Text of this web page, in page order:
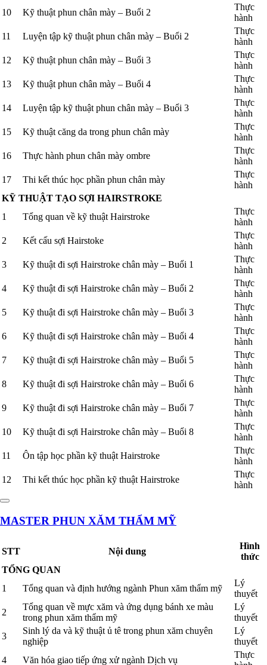
10
Kỹ thuật phun chân mày – Buổi 2
Thực
hành
11
Luyện tập kỹ thuật phun chân mày – Buổi 2
Thực
hành
12
Kỹ thuật phun chân mày – Buổi 3
Thực
hành
13
Kỹ thuật phun chân mày – Buổi 4
Thực
hành
14
Luyện tập kỹ thuật phun chân mày – Buổi 3
Thực
hành
15
Kỹ thuật căng da trong phun chân mày
Thực
hành
16
Thực hành phun chân mày ombre
Thực
hành
17
Thi kết thúc học phần phun chân mày
Thực
hành
KỸ THUẬT TẠO SỢI HAIRSTROKE
1
Tổng quan về kỹ thuật Hairstroke
Thực
hành
2
Kết cấu sợi Hairstoke
Thực
hành
3
Kỹ thuật đi sợi Hairstroke chân mày – Buổi 1
Thực
hành
4
Kỹ thuật đi sợi Hairstroke chân mày – Buổi 2
Thực
hành
5
Kỹ thuật đi sợi Hairstroke chân mày – Buổi 3
Thực
hành
6
Kỹ thuật đi sợi Hairstroke chân mày – Buổi 4
Thực
hành
7
Kỹ thuật đi sợi Hairstroke chân mày – Buổi 5
Thực
hành
8
Kỹ thuật đi sợi Hairstroke chân mày – Buổi 6
Thực
hành
9
Kỹ thuật đi sợi Hairstroke chân mày – Buổi 7
Thực
hành
10
Kỹ thuật đi sợi Hairstroke chân mày – Buổi 8
Thực
hành
11
Ôn tập học phần kỹ thuật Hairstroke
Thực
hành
12
Thi kết thúc học phần kỹ thuật Hairstroke
Thực
hành
MASTER PHUN XĂM THẨM MỸ
STT Nội dung
Hình
thức
TỔNG QUAN
1
Tổng quan và định hướng ngành Phun xăm thẩm mỹ
Lý
thuyết
2
Tổng quan về mực xăm và ứng dụng bánh xe màu
trong phun xăm thẩm mỹ
Lý
thuyết
3
Sinh lý da và kỹ thuật ủ tê trong phun xăm chuyên
nghiệp
Lý
thuyết
4
Văn hóa giao tiếp ứng xử ngành Dịch vụ
Thực